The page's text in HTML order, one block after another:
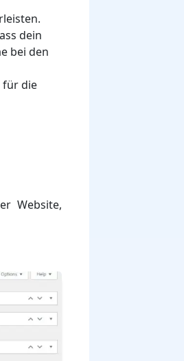
dein
bei den
für die
Website,